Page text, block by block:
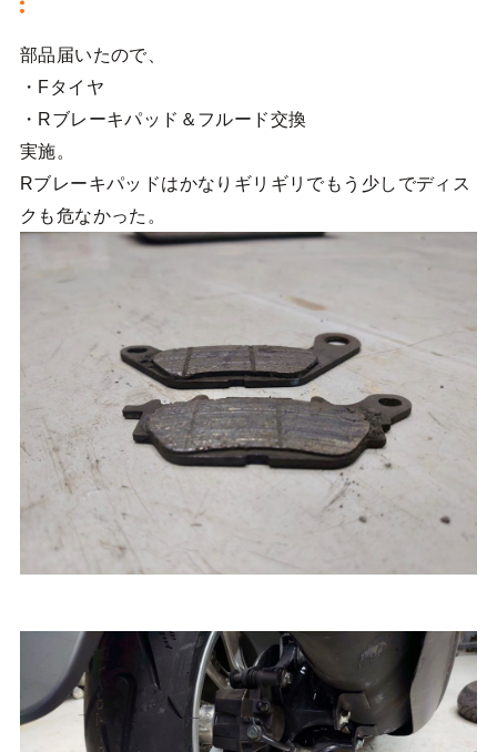
部品届いたので、
・Fタイヤ
・Rブレーキパッド＆フルード交換
実施。
Rブレーキパッドはかなりギリギリでもう少しでディス
クも危なかった。